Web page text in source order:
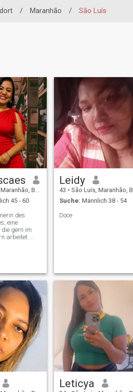
/ Maranhão / São Luís
Brasilien
45 - 60
des
eine
gern im
arbeitet.
Der
wo er
Leidy
43 • São Luís, Maranhão, Brasilien
Suche: Männlich 38 - 54
Doce
Leticya